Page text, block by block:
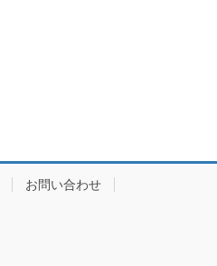
お問い合わせ